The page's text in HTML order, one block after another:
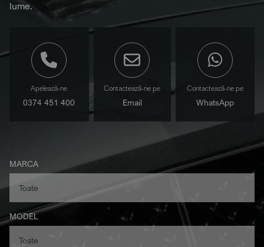
lume.
Apelează-ne
0374 451 400
Contactează-ne pe
Email
Contactează-ne pe
WhatsApp
MARCA
MODEL